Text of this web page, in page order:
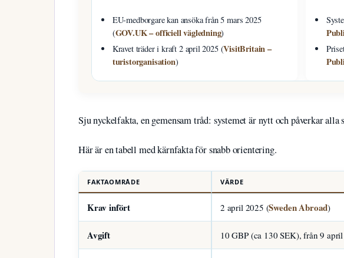
EU-medborgare kan ansöka från 5 mars 2025
(GOV.UK – officiell vägledning)
Kravet träder i kraft 2 april 2025 (VisitBritain –
turistorganisation)
Sju nyckelfakta, en gemensam tråd: systemet är nytt och påverkar alla
Här är en tabell med kärnfakta för snabb orientering.
FAKTAOMRÅDE VÄRDE
Krav infört 2 april 2025 (Sweden Abroad)
Avgift 10 GBP (ca 130 SEK), från 9